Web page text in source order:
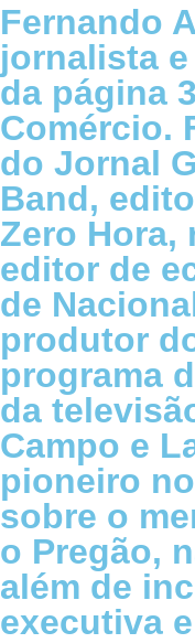
Fernando
jornalista
da página
Comércio.
do Jornal
Band,
Zero Hora,
editor de
de
produtor
programa
da
Campo e
pioneiro
sobre o
o Pregão,
além de
executiva